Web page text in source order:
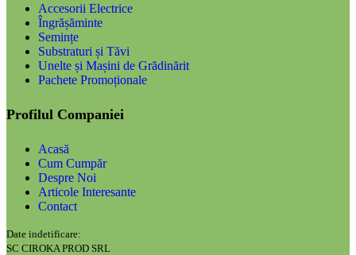
Accesorii Electrice
Îngrășăminte
Semințe
Substraturi și Tăvi
Unelte și Mașini de Grădinărit
Pachete Promoționale
Profilul Companiei
Acasă
Cum Cumpăr
Despre Noi
Articole Interesante
Contact
Date indetificare:
SC CIROKA PROD SRL